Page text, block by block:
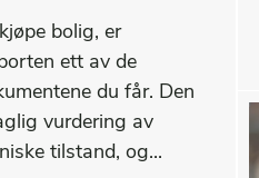
bolig, er
ett av de
du får. Den
vurdering av
tilstand, og...